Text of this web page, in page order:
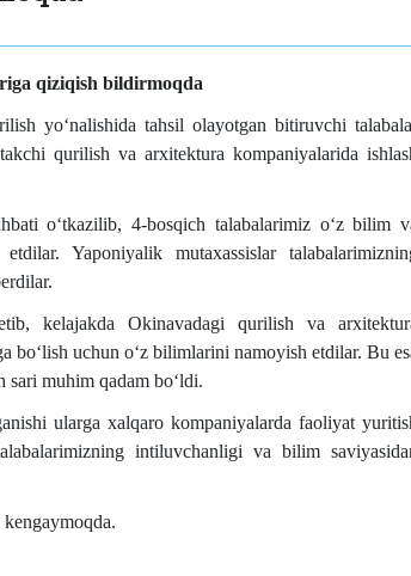
qiziqish bildirmoqda
yoʻnalishida tahsil olayotgan bitiruvchi
qurilish va arxitektura kompaniyalarida
oʻtkazilib, 4-bosqich talabalarimiz oʻz bilim
Yaponiyalik mutaxassislar
kelajakda Okinavadagi qurilish va
boʻlish uchun oʻz bilimlarini namoyish etdilar. Bu
sari muhim qadam boʻldi.
ularga xalqaro kompaniyalarda faoliyat
intiluvchanligi va bilim